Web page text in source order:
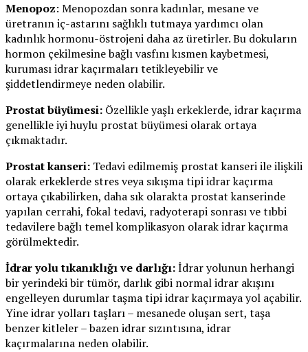
Menopoz: Menopozdan sonra kadınlar, mesane ve
üretranın iç-astarını sağlıklı tutmaya yardımcı olan
kadınlık hormonu-östrojeni daha az üretirler. Bu dokuların
hormon çekilmesine bağlı vasfını kısmen kaybetmesi,
kuruması idrar kaçırmaları tetikleyebilir ve
şiddetlendirmeye neden olabilir.
Prostat büyümesi: Özellikle yaşlı erkeklerde, idrar kaçırma
genellikle iyi huylu prostat büyümesi olarak ortaya
çıkmaktadır.
Prostat kanseri: Tedavi edilmemiş prostat kanseri ile ilişkili
olarak erkeklerde stres veya sıkışma tipi idrar kaçırma
ortaya çıkabilirken, daha sık olarakta prostat kanserinde
yapılan cerrahi, fokal tedavi, radyoterapi sonrası ve tıbbi
tedavilere bağlı temel komplikasyon olarak idrar kaçırma
görülmektedir.
İdrar yolu tıkanıklığı ve darlığı:İdrar yolunun herhangi
bir yerindeki bir tümör, darlık gibi normal idrar akışını
engelleyen durumlar taşma tipi idrar kaçırmaya yol açabilir.
Yine idrar yolları taşları – mesanede oluşan sert, taşa
benzer kitleler – bazen idrar sızıntısına, idrar
kaçırmalarına neden olabilir.